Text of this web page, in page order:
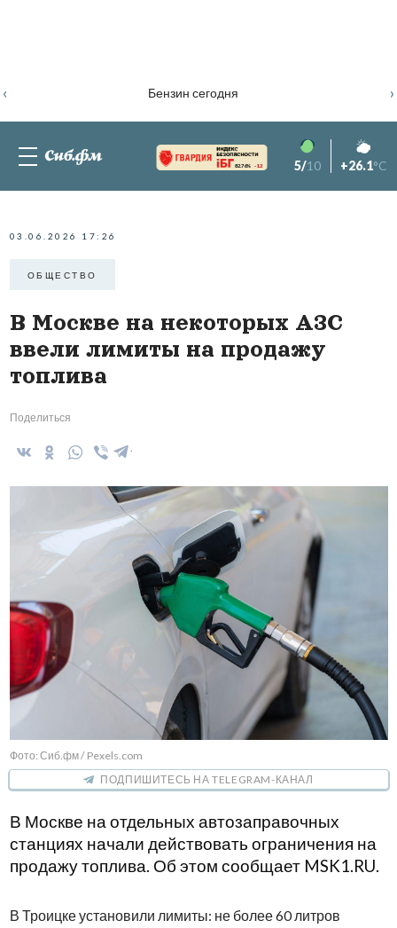
Бензин сегодня
‹ ›
82.76% -1.2 5/10 +26.1°C
03.06.2026 17:26
ОБЩЕСТВО
В Москве на некоторых АЗС
ввели лимиты на продажу
топлива
Поделиться
Фото: Сиб.фм / Pexels.com
ПОДПИШИТЕСЬ НА TELEGRAM-КАНАЛ
В Москве на отдельных автозаправочных
станциях начали действовать ограничения на
продажу топлива. Об этом сообщает MSK1.RU.
В Троицке установили лимиты: не более 60 литров